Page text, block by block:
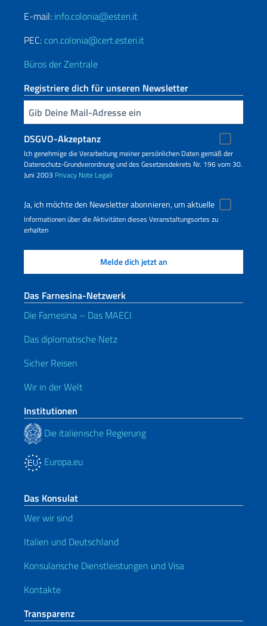
E-mail: info.colonia@esteri.it
PEC: con.colonia@cert.esteri.it
Büros der Zentrale
Registriere dich für unseren Newsletter
Geben Sie Ihre E-Mail ein
DSGVO-Akzeptanz
Ich genehmige die Verarbeitung meiner persönlichen Daten gemäß der
Datenschutz-Grundverordnung und des Gesetzesdekrets Nr. 196 vom 30.
Juni 2003 Privacy Note Legali
Ja, ich möchte den Newsletter abonnieren, um aktuelle
Informationen über die Aktivitäten dieses Veranstaltungsortes zu
erhalten
Das Farnesina-Netzwerk
Die Farnesina – Das MAECI
Das diplomatische Netz
Sicher Reisen
Wir in der Welt
Institutionen
Die italienische Regierung
Europa.eu
Das Konsulat
Wer wir sind
Italien und Deutschland
Konsularische Dienstleistungen und Visa
Kontakte
Transparenz